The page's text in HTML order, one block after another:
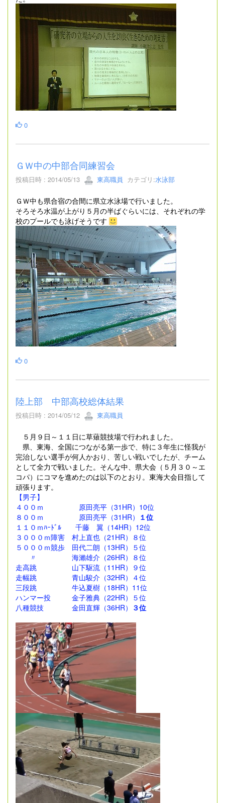
0
ＧＷ中の中部合同練習会
投稿日時 : 2014/05/13 東高職員 カテゴリ:水泳部
ＧＷ中も県合宿の合間に県立水泳場で行いました。
そろそろ水温が上がり５月の半ばぐらいには、それぞれの学
校のプールでも泳げそうです
0
陸上部 中部高校総体結果
投稿日時 : 2014/05/12 東高職員
５月９日～１１日に草薙競技場で行われました。
県、東海、全国につながる第一歩で、特に３年生に怪我が
完治しない選手が何人かおり、苦しい戦いでしたが、チーム
として全力で戦いました。そんな中、県大会（５月３０～エ
コパ）にコマを進めたのは以下のとおり。東海大会目指して
頑張ります。
【男子】
４００ｍ 原田亮平（31HR）10位
８００ｍ 原田亮平（31HR） １位
１１０ｍﾊｰﾄﾞﾙ 千藤 翼（14HR）12位
３０００ｍ障害 村上直也（21HR）８位
５０００ｍ競歩 田代二朗（13HR）５位
〃 海瀨雄介（26HR）８位
走高跳 山下駆流（11HR）９位
走幅跳 青山駿介（32HR）４位
三段跳 牛込夏樹（18HR）11位
ハンマー投 金子雅典（22HR）５位
八種競技 金田直輝（36HR） ３位